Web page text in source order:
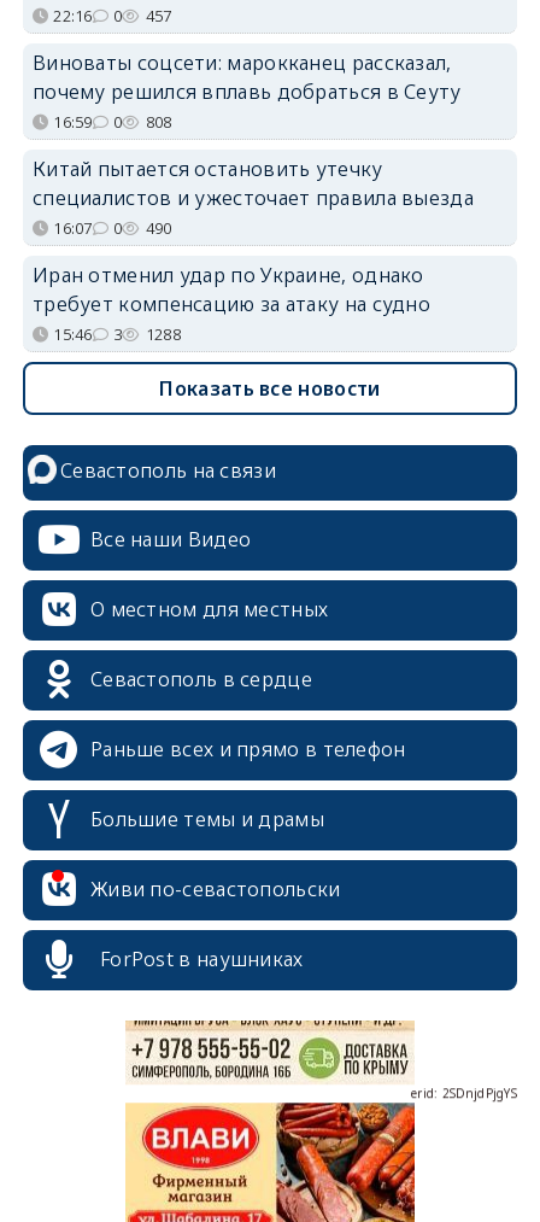
22:16 0 457
Виноваты соцсети: марокканец рассказал,
почему решился вплавь добраться в Сеуту
16:59 0 808
Китай пытается остановить утечку
специалистов и ужесточает правила выезда
16:07 0 490
Иран отменил удар по Украине, однако
требует компенсацию за атаку на судно
15:46 3 1288
Показать все новости
Севастополь на связи
Все наши Видео
О местном для местных
Севастополь в сердце
Раньше всех и прямо в телефон
Большие темы и драмы
Живи по-севастопольски
ForPost в наушниках
erid: 2SDnjcrDNw6
erid: 2SDnjdvhGXG